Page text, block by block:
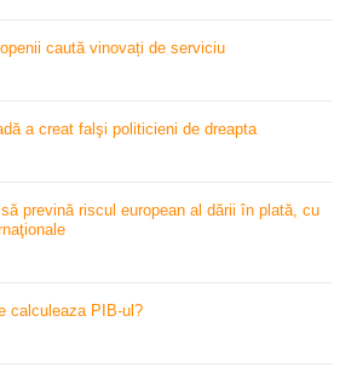
caută vinovați de serviciu
a creat falşi politicieni de dreapta
prevină riscul european al dării în plată, cu
calculeaza PIB-ul?